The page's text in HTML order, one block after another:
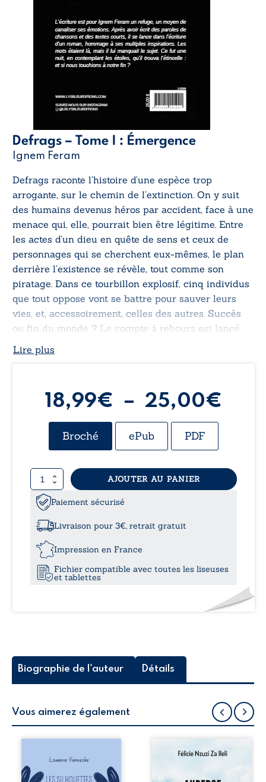
Defrags – Tome I : Émergence
Ignem Feram
Defrags raconte l’histoire d’une espèce trop
arrogante, sur le chemin de l’extinction. On y suit
des humains devenus héros par accident, face à une
menace qui, elle, pourrait bien être légitime. Entre
les actes d’un dieu en quête de sens et ceux de
personnages qui se cherchent eux-mêmes, le plan
derrière l’existence se révèle, tout comme son
piratage. Dans ce tourbillon explosif, cinq individus
que tout oppose vont se battre pour sauver leurs
vies, et, accessoirement, celles des autres. Succès
ou fin du monde ? Le compte à rebours est lancé.
Lire plus
18,99€ – 25,00€
Broché ePub PDF
quantité
de
Defrags
Tome
Émergence
AJOUTER AU PANIER
Paiement sécurisé
Livraison pour 3€, retrait gratuit
Impression en France
Fichier compatible avec toutes les liseuses
et tablettes
Biographie de l'auteur Détails
Vous aimerez également
la rue donne la
parole à six
Auberge de la